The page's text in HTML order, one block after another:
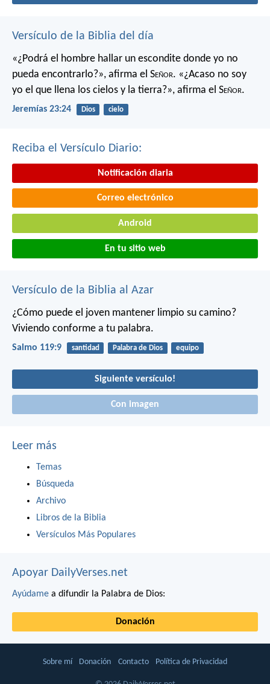
Versículo de la Biblia del día
«¿Podrá el hombre hallar un escondite donde yo no
pueda encontrarlo?», afirma el Señor. «¿Acaso no soy
yo el que llena los cielos y la tierra?», afirma el Señor.
Jeremías 23:24 Dios cielo
Reciba el Versículo Diario:
Notificación diaria
Correo electrónico
Android
En tu sitio web
Versículo de la Biblia al Azar
¿Cómo puede el joven mantener limpio su camino?
Viviendo conforme a tu palabra.
Salmo 119:9 santidad Palabra de Dios equipo
Siguiente versículo!
Con imagen
Leer más
Temas
Búsqueda
Archivo
Libros de la Biblia
Versículos Más Populares
Apoyar DailyVerses.net
Ayúdame a difundir la Palabra de Dios:
Donación
Sobre mí Donación Contacto Política de Privacidad